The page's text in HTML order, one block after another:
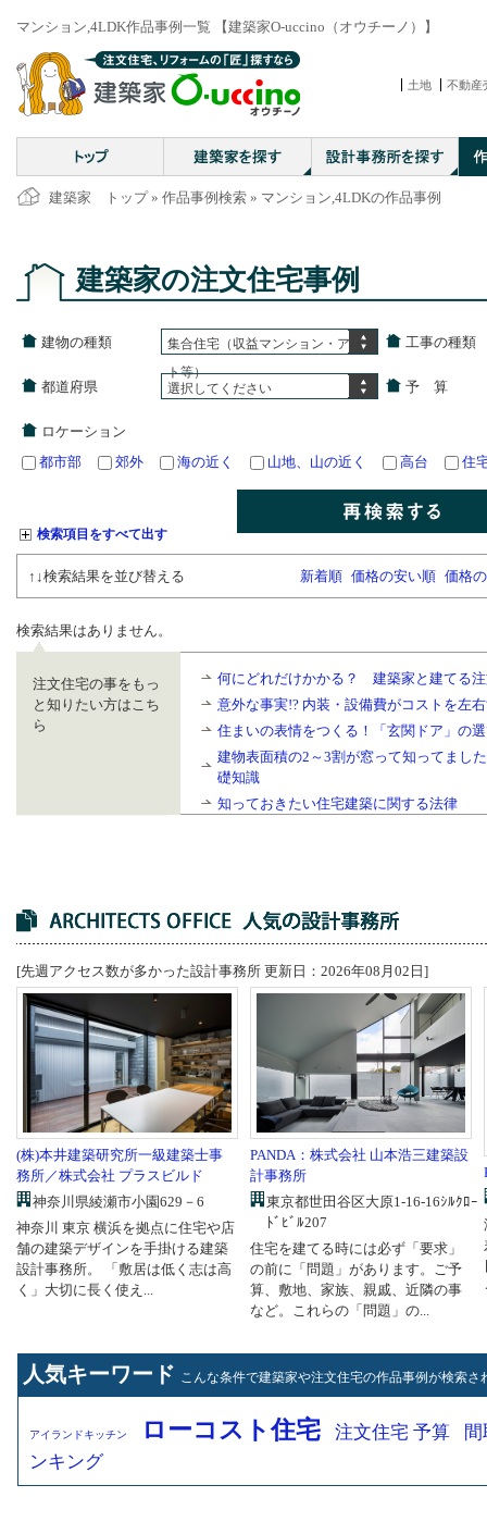
マンション,4LDK作品事例一覧 【建築家O-uccino（オウチーノ）】
土地 不動産
建築家 トップ» 作品事例検索 » マンション,4LDKの作品事例
建築家の注文住宅事例
建物の種類
集合住宅（収益マンション・アパー
ト等）
工事の種類
都道府県 選択してください 予 算
ロケーション
都市部
郊外 海の近く 山地、山の近く 高台 住
検索項目をすべて出す
↑↓検索結果を並び替える 新着順 価格の安い順 価格
検索結果はありません。
注文住宅の事をもっ
と知りたい方はこち
ら
何にどれだけかかる？ 建築家と建てる
意外な事実!? 内装・設備費がコストを左
住まいの表情をつくる！「玄関ドア」の
建物表面積の2～3割が窓って知ってまし
礎知識
知っておきたい住宅建築に関する法律
[先週アクセス数が多かった設計事務所 更新日：2026年08月02日]
(株)本井建築研究所一級建築士事
務所／株式会社 プラスビルド
神奈川県綾瀬市小園629－6
神奈川 東京 横浜を拠点に住宅や店
舗の建築デザインを手掛ける建築
設計事務所。 「敷居は低く志は高
く」大切に長く使え...
PANDA：株式会社 山本浩三建築設
計事務所
東京都世田谷区大原1-16-16ｼﾙｸﾛｰ
ﾄﾞﾋﾞﾙ207
住宅を建てる時には必ず「要求」
の前に「問題」があります。ご予
算、敷地、家族、親戚、近隣の事
など。これらの「問題」の...
人気キーワード こんな条件で建築家や注文住宅の作品事例が検索さ
アイランドキッチン ローコスト住宅 注文住宅 予算
ンキング